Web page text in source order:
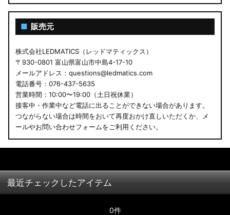
■ 販売元
株式会社LEDMATICS（レッドマティックス）
〒930-0801 富山県富山市中島4-17-10
メールアドレス：questions@ledmatics.com
電話番号：076-437-5635
営業時間：10:00〜19:00（土日祝休業）
接客中・作業中など電話に出ることができない場合があります。
つながらない場合は時間をおいて再度おかけ直しいただくか、メ
ールやお問い合わせフォームをご利用ください。
最近チェックしたアイテム
0件